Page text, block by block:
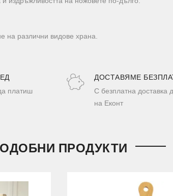
на различни видове храна.
платиш
ДОСТАВЯМЕ
С безплатна доставка
на Еконт
ПРОДУКТИ